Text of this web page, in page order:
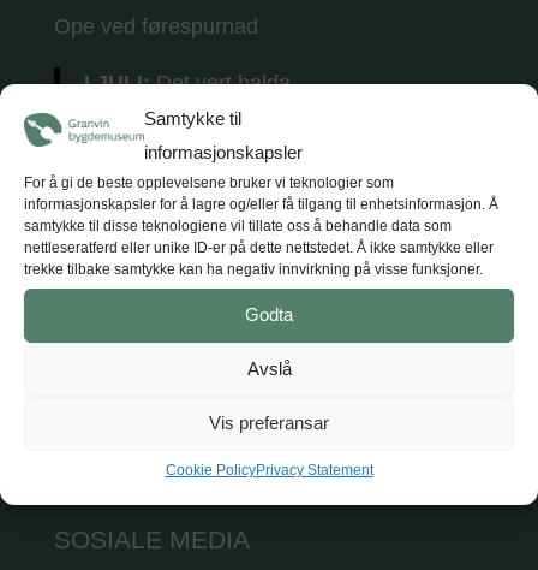
Samtykke til
informasjonskapsler
For å gi de beste opplevelsene bruker vi teknologier som
informasjonskapsler for å lagre og/eller få tilgang til enhetsinformasjon. Å
samtykke til disse teknologiene vil tillate oss å behandle data som
nettleseratferd eller unike ID-er på dette nettstedet. Å ikke samtykke eller
trekke tilbake samtykke kan ha negativ innvirkning på visse funksjoner.
Godta
Avslå
Vis preferansar
Cookie PolicyPrivacy Statement
Ope ved førespurnad
I JULI: Det vert halda
tradisjonsmusikkkonsertar
juli (5 konsertar) kl. 18.Tunet opnar kl. 17
med opne utstillingar, kaffe og vafler.
KONTAKT
Hardanger og Voss museum
E: post@hvm.museum.no
Sjå på Google maps
SOSIALE MEDIA